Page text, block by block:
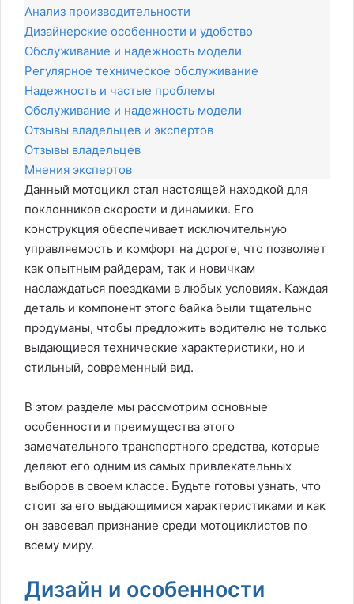
Анализ производительности
Дизайнерские особенности и удобство
Обслуживание и надежность модели
Регулярное техническое обслуживание
Надежность и частые проблемы
Обслуживание и надежность модели
Отзывы владельцев и экспертов
Отзывы владельцев
Мнения экспертов
Данный мотоцикл стал настоящей находкой для
поклонников скорости и динамики. Его
конструкция обеспечивает исключительную
управляемость и комфорт на дороге, что позволяет
как опытным райдерам, так и новичкам
наслаждаться поездками в любых условиях. Каждая
деталь и компонент этого байка были тщательно
продуманы, чтобы предложить водителю не только
выдающиеся технические характеристики, но и
стильный, современный вид.
В этом разделе мы рассмотрим основные
особенности и преимущества этого
замечательного транспортного средства, которые
делают его одним из самых привлекательных
выборов в своем классе. Будьте готовы узнать, что
стоит за его выдающимися характеристиками и как
он завоевал признание среди мотоциклистов по
всему миру.
Дизайн и особенности